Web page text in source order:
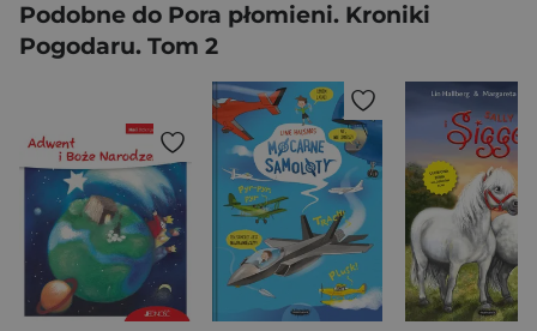
Podobne do Pora płomieni. Kroniki
Pogodaru. Tom 2